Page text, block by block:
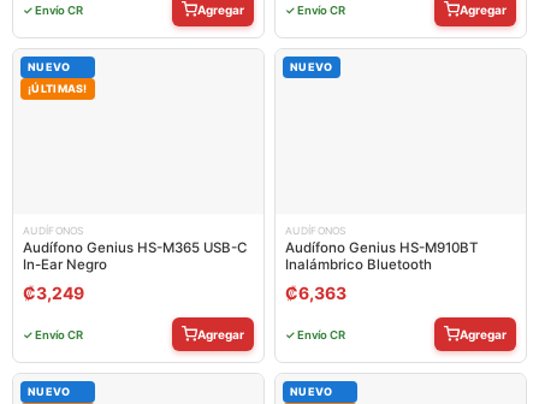
✓ Envío CR Agregar ✓ Envío CR Agregar
NUEVO
¡ÚLTIMAS!
AUDÍFONOS
Audífono Genius HS-M365 USB-C
In-Ear Negro
₡3,249
✓ Envío CR Agregar
NUEVO
AUDÍFONOS
Audífono Genius HS-M910BT
Inalámbrico Bluetooth
₡6,363
✓ Envío CR Agregar
NUEVO
NUEVO